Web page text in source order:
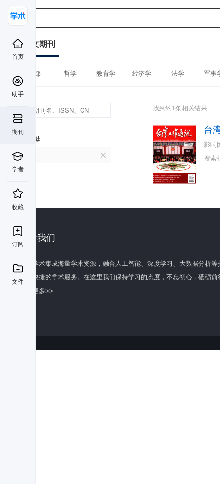
首页
助手
期刊
学者
收藏
订阅
文件
中文期刊
全部 哲学 教育学 经济学 法学 军事
首字母
T
找到约1条相关结果
台
影响
搜索
关于我们
百度学术集成海量学术资源，融合人工智能、深度学习、大数据分析
全面快捷的学术服务。在这里我们保持学习的态度，不忘初心，砥砺前
了解更多>>